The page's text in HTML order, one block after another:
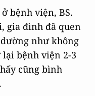
bệnh viện, BS.
gia đình đã quen
như không
lại bệnh viện 2-3
cũng bình